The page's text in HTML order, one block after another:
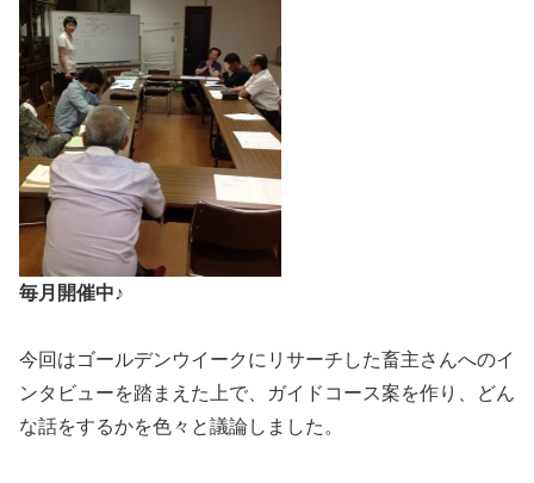
毎月開催中♪
今回はゴールデンウイークにリサーチした畜主さんへのイ
ンタビューを踏まえた上で、ガイドコース案を作り、どん
な話をするかを色々と議論しました。